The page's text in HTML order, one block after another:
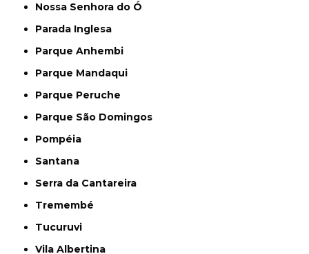
Nossa Senhora do Ó
Parada Inglesa
Parque Anhembi
Parque Mandaqui
Parque Peruche
Parque São Domingos
Pompéia
Santana
Serra da Cantareira
Tremembé
Tucuruvi
Vila Albertina